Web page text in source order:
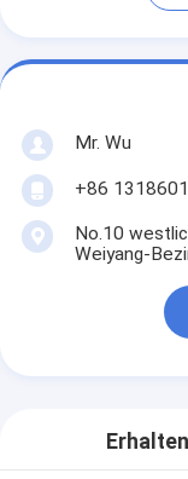
Mr. Wu
+86
No.10
Weiyang-